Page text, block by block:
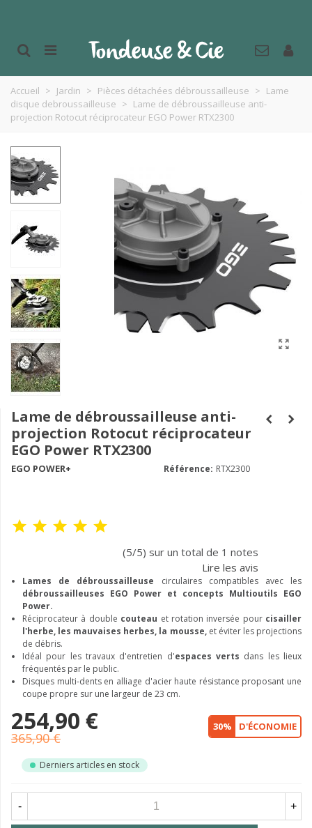
Accueil > Jardin > Pièces détachées débroussailleuse > Lame
disque debroussailleuse > Lame de débroussailleuse anti-
projection Rotocut réciprocateur EGO Power RTX2300
Lame de débroussailleuse anti-
projection Rotocut réciprocateur
EGO Power RTX2300
EGO POWER+ Référence: RTX2300
(5/5) sur un total de 1 notes
Lire les avis
Lames de débroussailleuse circulaires compatibles avec les
débroussailleuses EGO Power et concepts Multioutils EGO
Power.
Réciprocateur à double couteau et rotation inversée pour cisailler
l'herbe, les mauvaises herbes, la mousse, et éviter les projections
de débris.
Idéal pour les travaux d'entretien d'espaces verts dans les lieux
fréquentés par le public.
Disques multi-dents en alliage d'acier haute résistance proposant une
coupe propre sur une largeur de 23 cm.
254,90 €
365,90 €
30% D'ÉCONOMIE
Derniers articles en stock
- +